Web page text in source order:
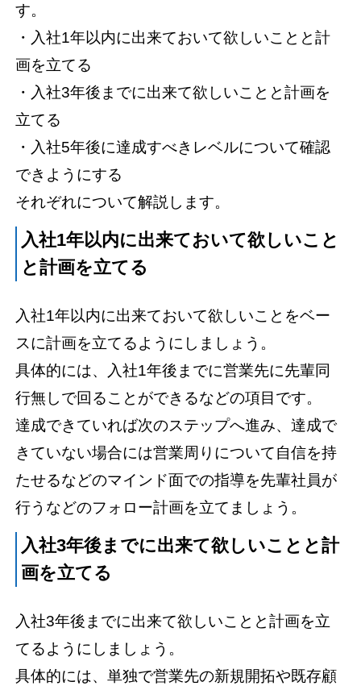
す。
・入社1年以内に出来ておいて欲しいことと計
画を立てる
・入社3年後までに出来て欲しいことと計画を
立てる
・入社5年後に達成すべきレベルについて確認
できようにする
それぞれについて解説します。
入社1年以内に出来ておいて欲しいこと
と計画を立てる
入社1年以内に出来ておいて欲しいことをベー
スに計画を立てるようにしましょう。
具体的には、入社1年後までに営業先に先輩同
行無しで回ることができるなどの項目です。
達成できていれば次のステップへ進み、達成で
きていない場合には営業周りについて自信を持
たせるなどのマインド面での指導を先輩社員が
行うなどのフォロー計画を立てましょう。
入社3年後までに出来て欲しいことと計
画を立てる
入社3年後までに出来て欲しいことと計画を立
てるようにしましょう。
具体的には、単独で営業先の新規開拓や既存顧